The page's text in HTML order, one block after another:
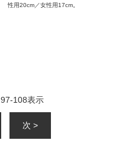
性用20cm／女性用17cm。
97-108表示
次 >